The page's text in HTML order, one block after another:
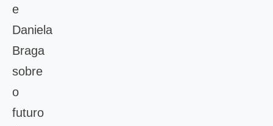
e
Daniela
Braga
sobre
o
futuro